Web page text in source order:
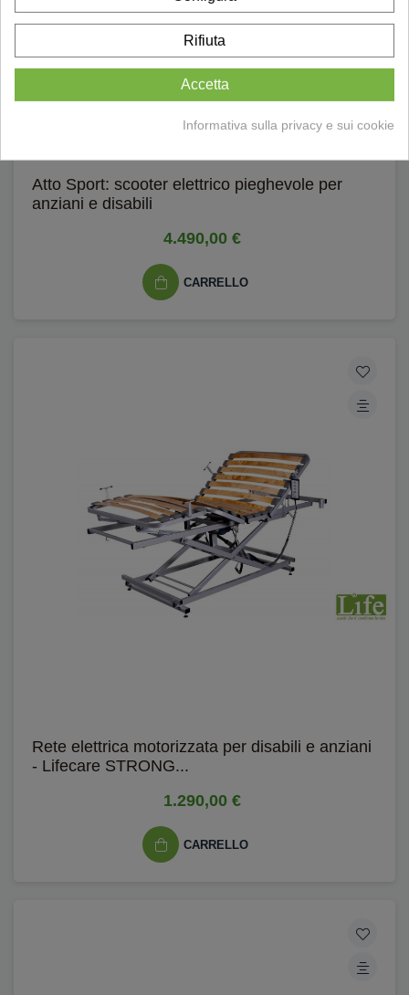
Atto Sport: scooter elettrico pieghevole per
anziani e disabili
4.490,00 €
CARRELLO
Rete elettrica motorizzata per disabili e anziani
- Lifecare STRONG...
1.290,00 €
CARRELLO
Rifiuta
Accetta
Informativa sulla privacy e sui cookie